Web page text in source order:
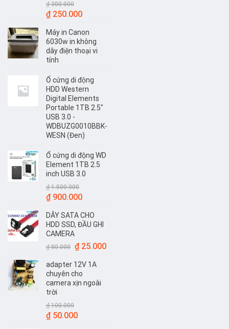
₫300.000
Giá
là:
₫ 300.000.
₫250.000Giá
tại
là:
₫ 250.000.
Máy in Canon
6030w in không
dây điện thoại vi
tính
Ổ cứng di động
HDD Western
Digital Elements
Portable 1TB 2.5"
USB 3.0 -
WDBUZG0010BBK-
WESN (Đen)
Ổ cứng di động WD
Element 1TB 2.5
inch USB 3.0
₫1.500.000
Giá
là:
₫ 1.500.000.
₫900.000Giá
tại
là:
DÂY SATA CHO
HDD SSD, ĐẦU GHI
CAMERA
₫80.000 Giá
là:
₫ 80.000.
₫25.000Giá
adapter 12V 1A
chuyên cho
camera xịn ngoài
trời
₫100.000
Giá
₫50.000Giá